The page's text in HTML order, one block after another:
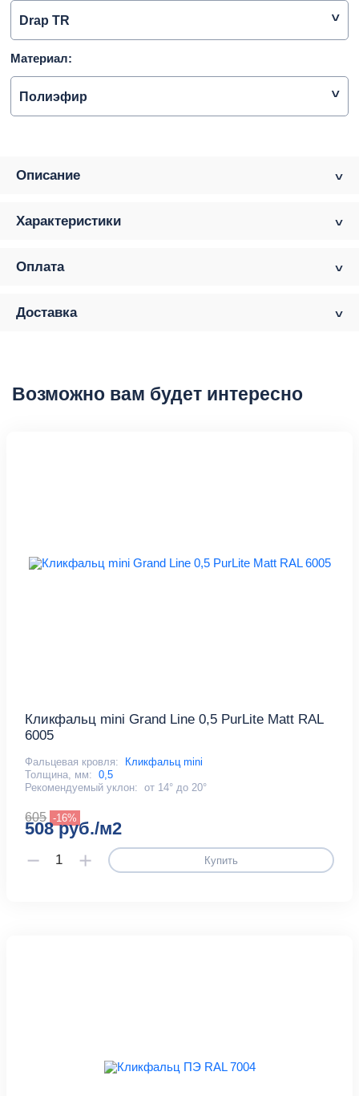
Drap TR
Материал:
Полиэфир
Описание
Характеристики
Оплата
Доставка
Возможно вам будет интересно
Кликфальц mini Grand Line 0,5 PurLite Мatt RAL
6005
Фальцевая кровля:
Кликфальц mini
Толщина, мм: 0,5
Рекомендуемый уклон: от 14° до 20°
605 -16%
508 руб./м2
Купить